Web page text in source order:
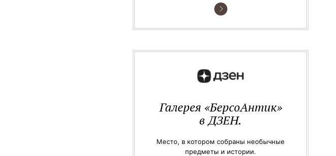
Галерея «БерсоАнтик»
в ДЗЕН.
Место, в котором собраны необычные
предметы и истории.